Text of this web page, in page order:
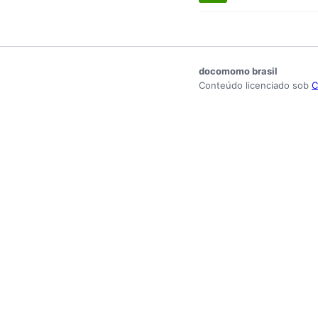
docomomo brasil
Conteúdo licenciado sob